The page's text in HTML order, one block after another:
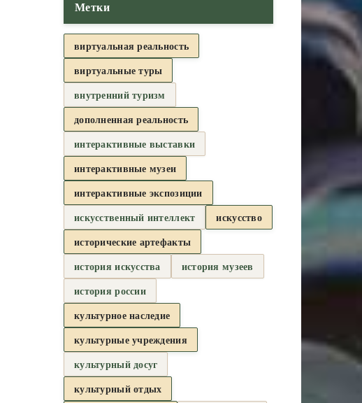
Метки
виртуальная реальность
виртуальные туры
внутренний туризм
дополненная реальность
интерактивные выставки
интерактивные музеи
интерактивные экспозиции
искусственный интеллект
искусство
исторические артефакты
история искусства
история музеев
история россии
культурное наследие
культурные учреждения
культурный досуг
культурный отдых